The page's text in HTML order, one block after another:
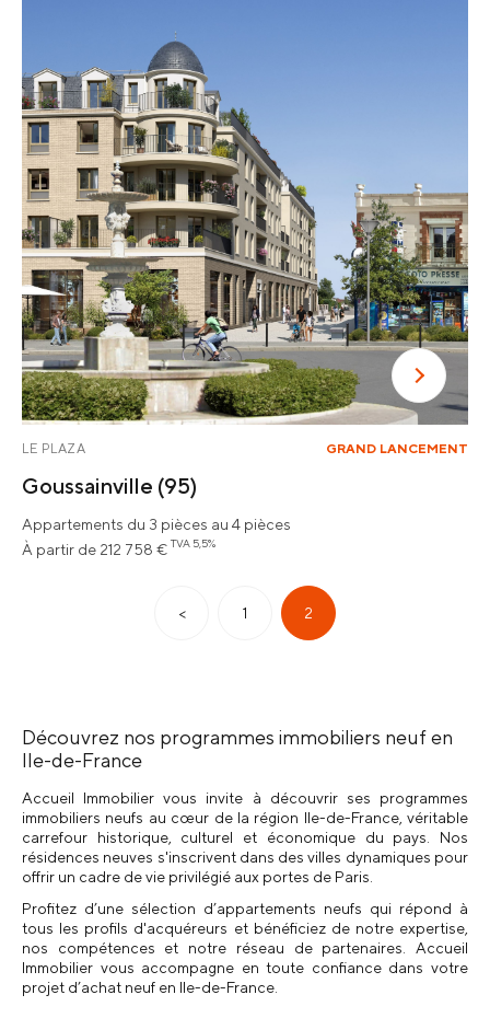
GRAND LANCEMENT
LE PLAZA
Goussainville (95)
Appartements du 3 pièces au 4 pièces
À partir de 212 758 € TVA 5,5%
< 1 2
Découvrez nos programmes immobiliers neuf en
Ile-de-France
Accueil Immobilier vous invite à découvrir ses programmes
immobiliers neufs au cœur de la région Ile-de-France, véritable
carrefour historique, culturel et économique du pays. Nos
résidences neuves s'inscrivent dans des villes dynamiques pour
offrir un cadre de vie privilégié aux portes de Paris.
Profitez d’une sélection d’appartements neufs qui répond à
tous les profils d'acquéreurs et bénéficiez de notre expertise,
nos compétences et notre réseau de partenaires. Accueil
Immobilier vous accompagne en toute confiance dans votre
projet d’achat neuf en Ile-de-France.